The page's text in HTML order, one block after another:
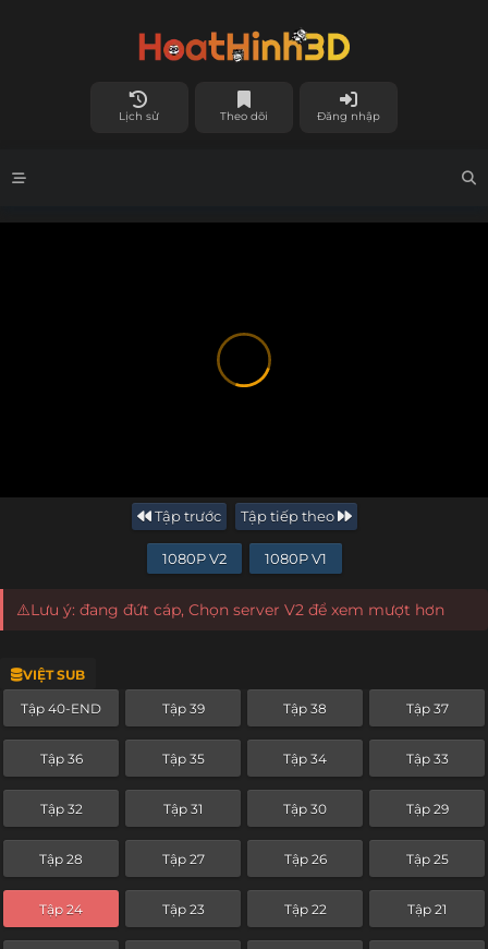
Lịch sử Theo dõi Đăng nhập
Tập trước Tập tiếp theo
1080P V2 1080P V1
⚠️Lưu ý: đang đứt cáp, Chọn server V2 để xem mượt hơn
VIỆT SUB
Tập 40-END Tập 39 Tập 38 Tập 37
Tập 36 Tập 35 Tập 34 Tập 33
Tập 32 Tập 31 Tập 30 Tập 29
Tập 28 Tập 27 Tập 26 Tập 25
Tập 24 Tập 23 Tập 22 Tập 21